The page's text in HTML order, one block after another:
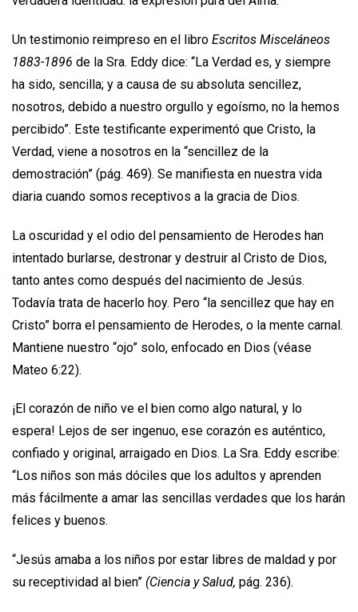
Un testimonio reimpreso en el libro Escritos Misceláneos
1883-1896 de la Sra. Eddy dice: “La Verdad es, y siempre
ha sido, sencilla; y a causa de su absoluta sencillez,
nosotros, debido a nuestro orgullo y egoísmo, no la hemos
percibido”. Este testificante experimentó que Cristo, la
Verdad, viene a nosotros en la “sencillez de la
demostración” (pág. 469). Se manifiesta en nuestra vida
diaria cuando somos receptivos a la gracia de Dios.
La oscuridad y el odio del pensamiento de Herodes han
intentado burlarse, destronar y destruir al Cristo de Dios,
tanto antes como después del nacimiento de Jesús.
Todavía trata de hacerlo hoy. Pero “la sencillez que hay en
Cristo” borra el pensamiento de Herodes, o la mente carnal.
Mantiene nuestro “ojo” solo, enfocado en Dios (véase
Mateo 6:22).
¡El corazón de niño ve el bien como algo natural, y lo
espera! Lejos de ser ingenuo, ese corazón es auténtico,
confiado y original, arraigado en Dios. La Sra. Eddy escribe:
“Los niños son más dóciles que los adultos y apren­den
más fácilmente a amar las sencillas verdades que los harán
felices y buenos.
“Jesús amaba a los niños por estar libres de maldad y por
su receptividad al bien” (Ciencia y Salud, pág. 236).